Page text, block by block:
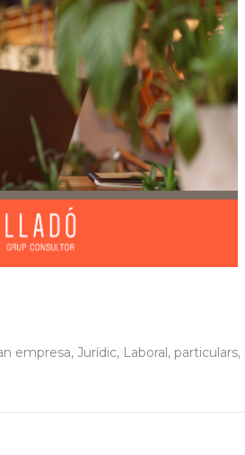
empresa, Jurídic, Laboral, particulars,